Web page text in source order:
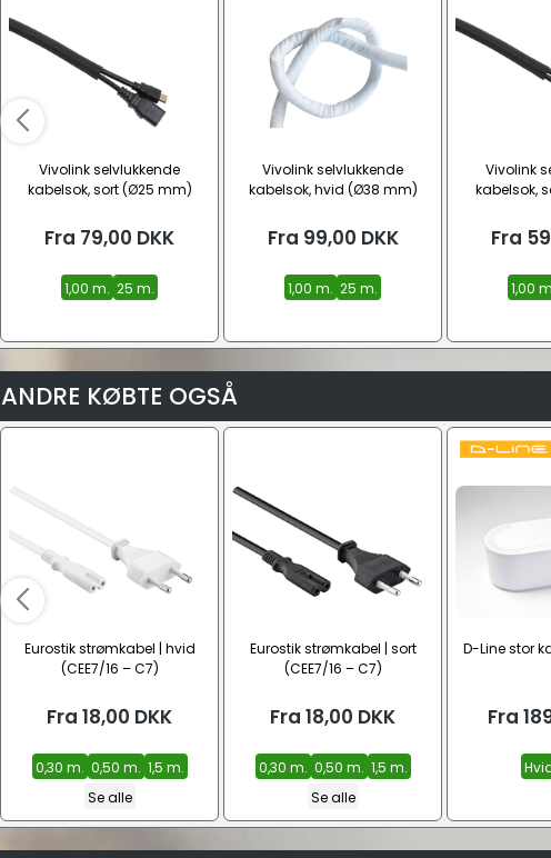
Vivolink selvlukkende
kabelsok, sort (Ø25 mm)
Fra 79,00 DKK
1,00 m. 25 m.
Vivolink selvlukkende
kabelsok, hvid (Ø38 mm)
Fra 99,00 DKK
1,00 m. 25 m.
Vivolink
kabelsok,
Fra
1,00
ANDRE KØBTE OGSÅ
Eurostik strømkabel | hvid
(CEE7/16 – C7)
Fra 18,00 DKK
0,30 m. 0,50 m. 1,5 m.
Se alle
Eurostik strømkabel | sort
(CEE7/16 – C7)
Fra 18,00 DKK
0,30 m. 0,50 m. 1,5 m.
Se alle
D-Line stor
Fra